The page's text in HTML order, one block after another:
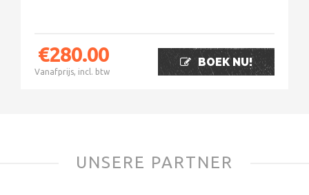
€280.00
Vanafprijs, incl. btw
BOEK NU!
UNSERE PARTNER